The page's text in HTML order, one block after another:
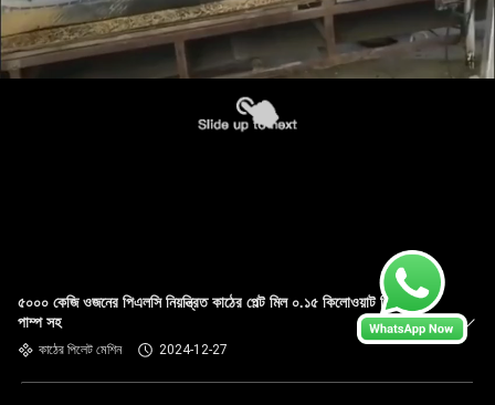
৫০০০ কেজি ওজনের পিএলসি নিয়ন্ত্রিত কাঠের পেল্ট মিল ০.১৫ কিলোওয়াট গিয়ার
পাম্প সহ
কাঠের পিলেট মেশিন 2024-12-27